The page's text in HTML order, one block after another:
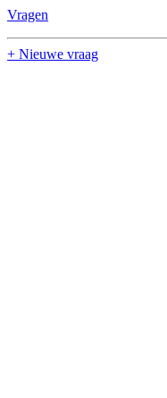
Vragen
+ Nieuwe vraag